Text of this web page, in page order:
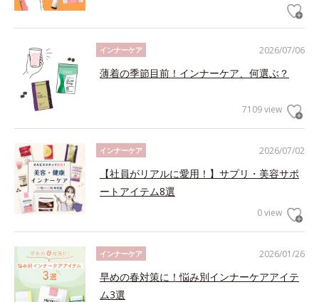
2026/07/06
インナーケア
薄着の季節目前！インナーケア、何選ぶ？
7109 view
2026/07/02
インナーケア
【社員がリアルに愛用！】サプリ・美容サポ
ートアイテム8選
0 view
2026/01/26
インナーケア
早めの春対策に！悩み別インナーケアアイテ
ム3選